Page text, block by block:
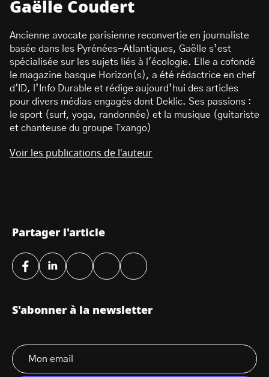
Gaëlle Coudert
Ancienne avocate parisienne reconvertie en journaliste
basée dans les Pyrénées-Atlantiques, Gaëlle s’est
spécialisée sur les sujets liés à l'écologie. Elle a cofondé
le magazine basque Horizon(s), a été rédactrice en chef
d'ID, l’Info Durable et rédige aujourd’hui des articles
pour divers médias engagés dont Deklic. Ses passions :
le sport (surf, yoga, randonnée) et la musique (guitariste
et chanteuse du groupe Txango)
Voir les publications de l'auteur
Partager l'article
S'abonner à la newsletter